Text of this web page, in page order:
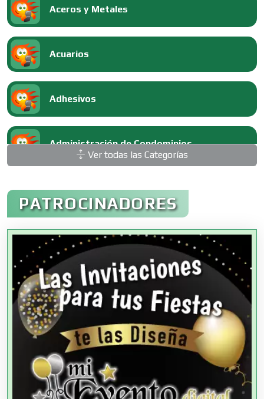
Aceros y Metales
Acuarios
Adhesivos
Administración de Condominios
Administración de Empresas
Agencias Aduanales
Agencias de Autos
Agencias de Cobranza
Agencias de Colocación
Ver todas las Categorías
PATROCINADORES